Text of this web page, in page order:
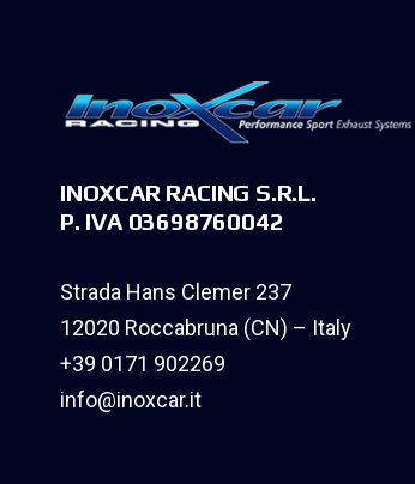
INOXCAR RACING S.R.L.
P. IVA 03698760042
Strada Hans Clemer 237
12020 Roccabruna (CN) – Italy
+39 0171 902269
info@inoxcar.it